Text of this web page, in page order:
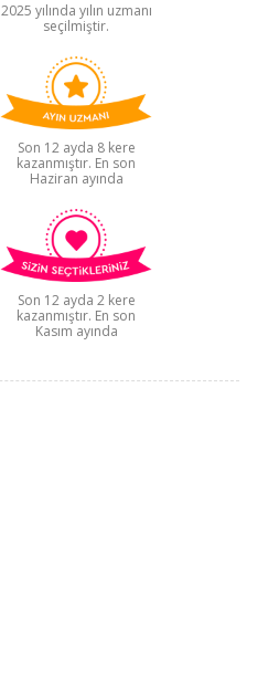
2025 yılında yılın uzmanı
seçilmiştir.
Son 12 ayda 8 kere
kazanmıştır. En son
Haziran ayında
Son 12 ayda 2 kere
kazanmıştır. En son
Kasım ayında